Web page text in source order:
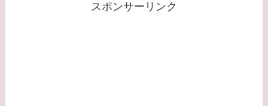
スポンサーリンク